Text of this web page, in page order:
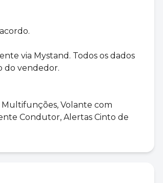
via Mystand. Todos os dados
do vendedor.
Multifunções, Volante com
Condutor, Alertas Cinto de